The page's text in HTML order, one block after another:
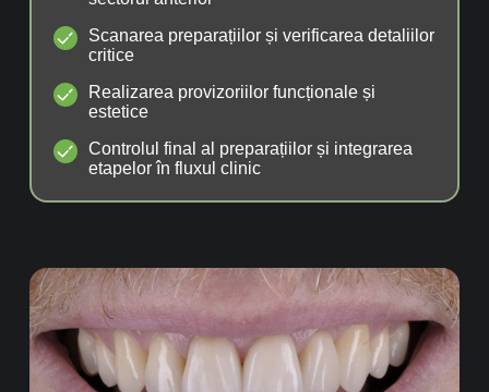
Scanarea preparațiilor și verificarea detaliilor
critice
Realizarea provizoriilor funcționale și
estetice
Controlul final al preparațiilor și integrarea
etapelor în fluxul clinic